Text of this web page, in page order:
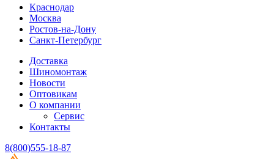
Краснодар
Москва
Ростов-на-Дону
Санкт-Петербург
Доставка
Шиномонтаж
Новости
Оптовикам
О компании
Сервис
Контакты
8(800)555-18-87